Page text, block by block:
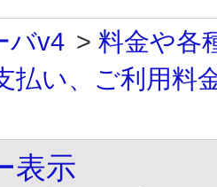
バv4 > 料金や各
払い、ご利用料
表示